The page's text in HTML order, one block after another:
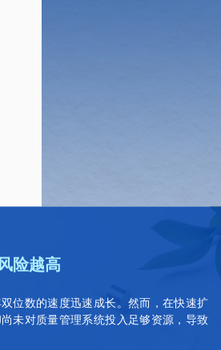
险越高
位数的速度迅速成长。然而，在快速扩
未对质量管理系统投入足够资源，导致